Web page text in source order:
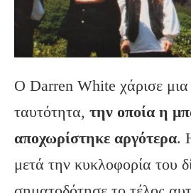
Ο Darren White χάρισε μια
ταυτότητα, την οποία η
αποχωρίστηκε αργότερα.
μετά την κυκλοφορία του